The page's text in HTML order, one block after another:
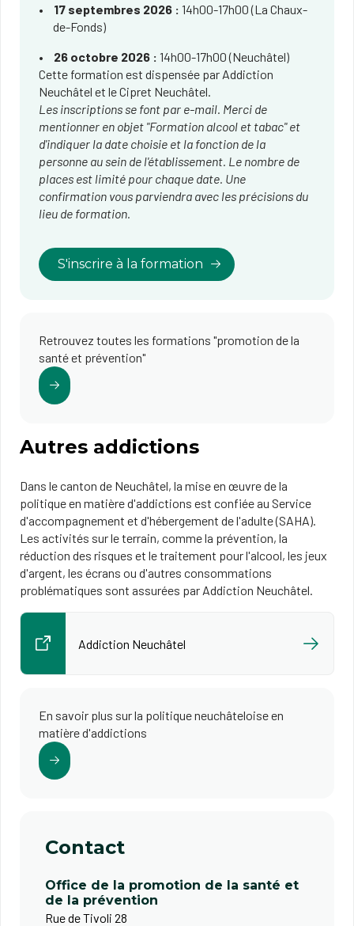
17 septembres 2026 : 14h00-17h00​ (La Chaux-
de-Fonds)
26 octobre 2026 : 14h00-17h00 (Neuchâtel)
Cette formation est dispensée par Addiction
Neuchâtel et le Cipret Neuchâtel.
Les inscriptions se font par e-mail. Merci de
mentionner en objet "Formation alcool et tabac" et
d'indiquer la date choisie et la fonction de la
personne au sein de l'établissement. Le nombre de
places est limité pour chaque date. Une
confirmation vous parviendra avec les précisions du
lieu de formation.
S'inscrire à la formation
Retrouvez toutes les formations "promotion de la
santé et prévention"
Autres addictions
Dans le canton de Neuchâtel, la mise en œuvre de la
politique en matière d'addictions est confiée au Service
d'accompagnement et d'hébergement de l'adulte (SAHA).
Les activités sur le terrain, comme la prévention, la
réduction des risques et le traitement pour l'alcool, les jeux
d'argent, les écrans ou d'autres consommations
problématiques sont assurées par Addiction Neuchâtel.
Addiction Neuchâtel
En savoir plus sur la politique neuchâteloise en
matière d'addictions
Contact
Office de la promotion de la santé et
de la prévention
Rue de Tivoli 28